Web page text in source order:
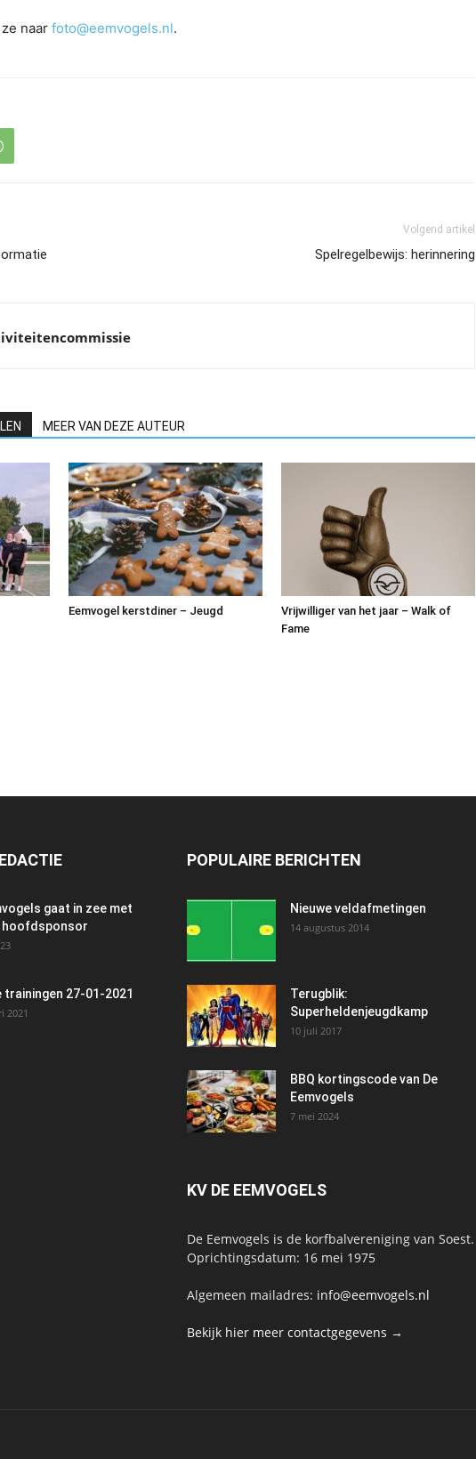
naar foto@eemvogels.nl.
Volgend artikel
Spelregelbewijs: herinnering
MEER VAN DEZE AUTEUR
Eemvogel kerstdiner – Jeugd
Vrijwilliger van het jaar – Walk of
Fame
gaat in zee met
hoofdsponsor
trainingen 27-01-2021
2021
POPULAIRE BERICHTEN
Nieuwe veldafmetingen
14 augustus 2014
Terugblik:
Superheldenjeugdkamp
10 juli 2017
BBQ kortingscode van De
Eemvogels
7 mei 2024
KV DE EEMVOGELS
De Eemvogels is de korfbalvereniging van Soest.
Oprichtingsdatum: 16 mei 1975
Algemeen mailadres: info@eemvogels.nl
Bekijk hier meer contactgegevens →